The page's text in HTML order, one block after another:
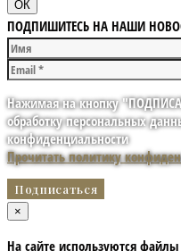
ОК
ПОДПИШИТЕСЬ НА НАШИ
Нажимая на кнопку
обработку персональных
конфиденциальности
Прочитать политику
×
На сайте используются